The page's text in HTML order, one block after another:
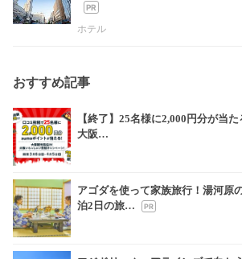
ホテル
おすすめ記事
【終了】25名様に2,000円分が当
大阪…
アゴダを使って家族旅行！湯河原
泊2日の旅…